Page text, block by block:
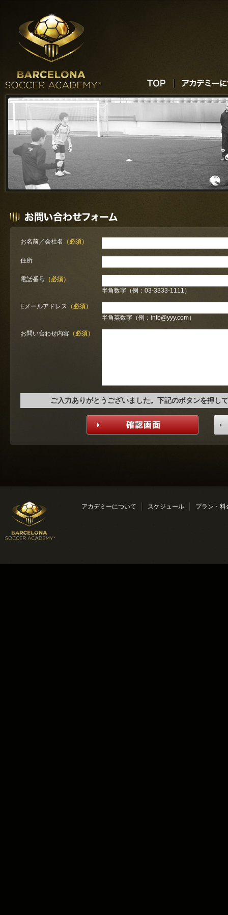
お名前／会社名 （必須）
住所
電話番号 （必須）
半角数字（例：03-3333-1111）
Eメールアドレス （必須）
半角英数字（例：info@yyy.com）
お問い合わせ内容 （必須）
ご入力ありがとうございました。下記のボタンを押し
アカデミーについて スケジュール プラン・料